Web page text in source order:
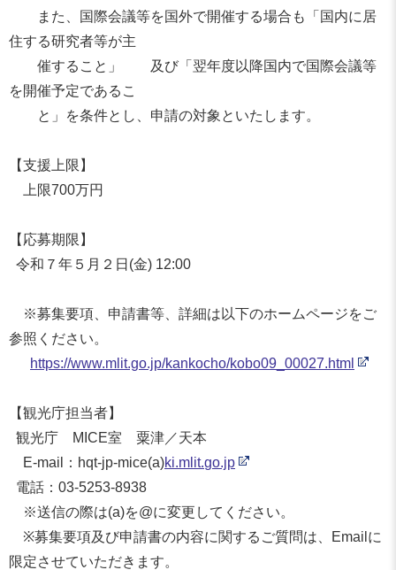
また、国際会議等を国外で開催する場合も「 国内に居
住する研究者等が主
催すること」 及び「翌年度以降国内で国際会議等
を開催予定であるこ
と」を条件とし、申請の対象といたします。
【支援上限】
上限700万円
【応募期限】
令和７年５月２日(金) 12:00
※募集要項、申請書等、 詳細は以下のホームページをご
参照ください。
https://www.mlit.go.jp/kankocho/kobo09_00027.html
【観光庁担当者】
観光庁 MICE室 粟津／天本
E-mail：hqt-jp-mice(a)ki.mlit.go.jp
電話：03-5253-8938
※送信の際は(a)を@に変更してください。
※募集要項及び申請書の内容に関するご質問は、
Emailに
限定させていただきます。